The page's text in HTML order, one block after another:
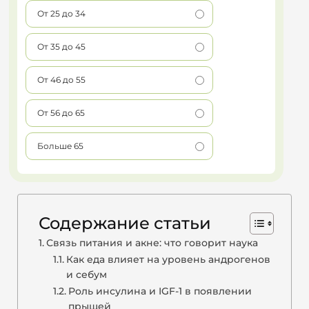
От 25 до 34
От 35 до 45
От 46 до 55
От 56 до 65
Больше 65
Содержание статьи
Связь питания и акне: что говорит наука
Как еда влияет на уровень андрогенов
и себум
Роль инсулина и IGF-1 в появлении
прыщей